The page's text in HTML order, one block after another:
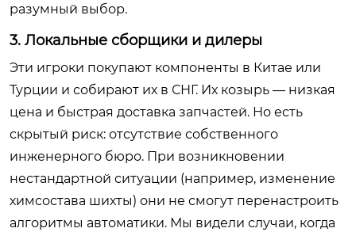
разумный выбор.
3. Локальные сборщики и дилеры
Эти игроки покупают компоненты в Китае или
Турции и собирают их в СНГ. Их козырь — низкая
цена и быстрая доставка запчастей. Но есть
скрытый риск: отсутствие собственного
инженерного бюро. При возникновении
нестандартной ситуации (например, изменение
химсостава шихты) они не смогут перенастроить
алгоритмы автоматики. Мы видели случаи, когда